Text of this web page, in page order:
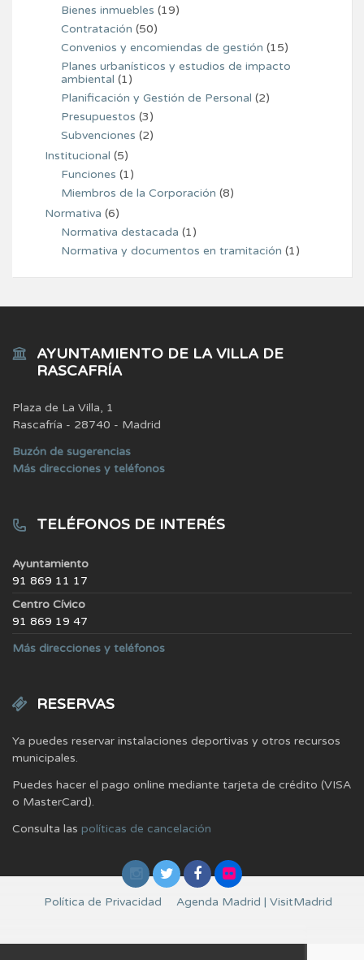
Bienes inmuebles (19)
Contratación (50)
Convenios y encomiendas de gestión (15)
Planes urbanísticos y estudios de impacto
ambiental (1)
Planificación y Gestión de Personal (2)
Presupuestos (3)
Subvenciones (2)
Institucional (5)
Funciones (1)
Miembros de la Corporación (8)
Normativa (6)
Normativa destacada (1)
Normativa y documentos en tramitación (1)
AYUNTAMIENTO DE LA VILLA DE
RASCAFRÍA
Plaza de La Villa, 1
Rascafría - 28740 - Madrid
Buzón de sugerencias
Más direcciones y teléfonos
TELÉFONOS DE INTERÉS
Ayuntamiento
91 869 11 17
Centro Cívico
91 869 19 47
Más direcciones y teléfonos
RESERVAS
Ya puedes reservar instalaciones deportivas y otros recursos
municipales.
Puedes hacer el pago online mediante tarjeta de crédito (VISA
o MasterCard).
Consulta las políticas de cancelación
Política de Privacidad Agenda Madrid | VisitMadrid